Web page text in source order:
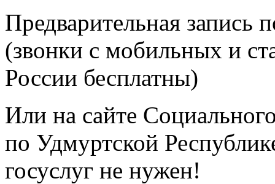
Предварительная запись
(звонки с мобильных и
России бесплатны)
Или на сайте
по Удмуртской
госуслуг не нужен!